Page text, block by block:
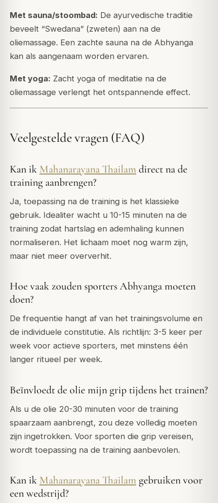
Met sauna/stoombad: De ayurvedische traditie
beveelt “Swedana” (zweten) aan na de
oliemassage. Een zachte sauna na de Abhyanga
kan als aangenaam worden ervaren.
Met yoga: Zacht yoga of meditatie na de
oliemassage verlengt het ontspannende effect.
Veelgestelde vragen (FAQ)
Kan ik Mahanarayana Thailam direct na de
training aanbrengen?
Ja, toepassing na de training is het klassieke
gebruik. Idealiter wacht u 10-15 minuten na de
training zodat hartslag en ademhaling kunnen
normaliseren. Het lichaam moet nog warm zijn,
maar niet meer oververhit.
Hoe vaak zouden sporters Abhyanga moeten
doen?
De frequentie hangt af van het trainingsvolume en
de individuele constitutie. Als richtlijn: 3-5 keer per
week voor actieve sporters, met minstens één
langer ritueel per week.
Beïnvloedt de olie mijn grip tijdens het trainen?
Als u de olie 20-30 minuten voor de training
spaarzaam aanbrengt, zou deze volledig moeten
zijn ingetrokken. Voor sporten die grip vereisen,
wordt toepassing na de training aanbevolen.
Kan ik Mahanarayana Thailam gebruiken voor
een wedstrijd?